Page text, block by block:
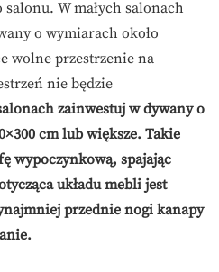
W małych salonach
o wymiarach około
wolne przestrzenie na
nie będzie
zainwestuj w dywany o
cm lub większe. Takie
wypoczynkową, spajając
układu mebli jest
przednie nogi kanapy